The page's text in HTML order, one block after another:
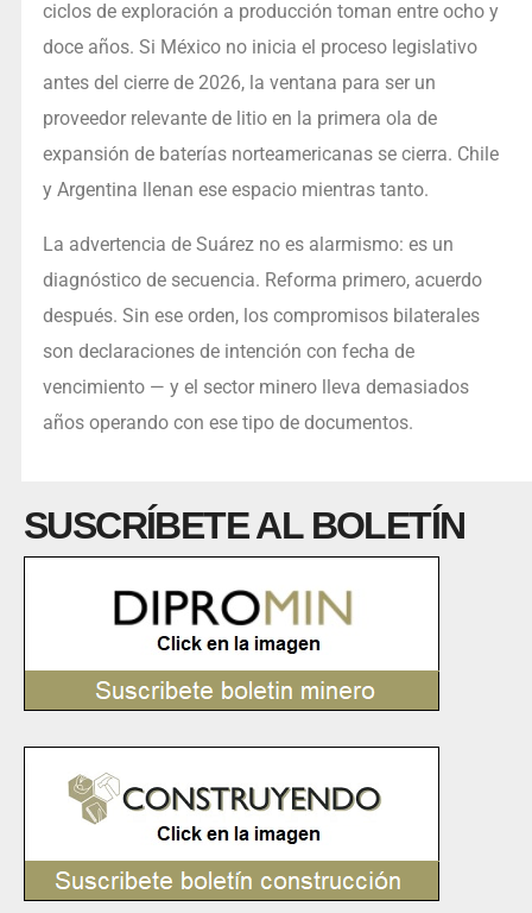
ciclos de exploración a producción toman entre ocho y
doce años. Si México no inicia el proceso legislativo
antes del cierre de 2026, la ventana para ser un
proveedor relevante de litio en la primera ola de
expansión de baterías norteamericanas se cierra. Chile
y Argentina llenan ese espacio mientras tanto.
La advertencia de Suárez no es alarmismo: es un
diagnóstico de secuencia. Reforma primero, acuerdo
después. Sin ese orden, los compromisos bilaterales
son declaraciones de intención con fecha de
vencimiento — y el sector minero lleva demasiados
años operando con ese tipo de documentos.
SUSCRÍBETE AL BOLETÍN